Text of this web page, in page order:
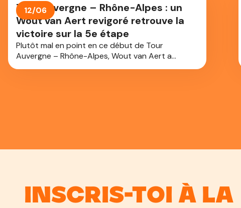
Tour Auvergne – Rhône-Alpes : un
Wout van Aert revigoré retrouve la
victoire sur la 5e étape
Plutôt mal en point en ce début de Tour
Auvergne – Rhône-Alpes, Wout van Aert a
retrouvé de (très) bonnes jambes pour sprinter
12/06
Inscris-toi à la